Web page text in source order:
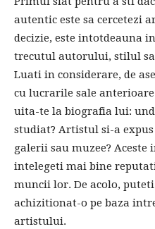
autentic este sa cercetezi
decizie, este intotdeauna
trecutul autorului, stilul
Luati in considerare, de
cu lucrarile sale
uita-te la biografia lui:
studiat? Artistul si-a
galerii sau muzee?
intelegeti mai bine
muncii lor. De acolo,
achizitionat-o pe baza
artistului.